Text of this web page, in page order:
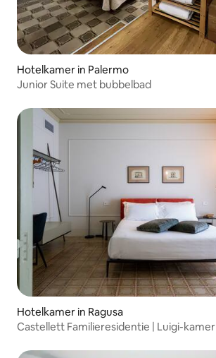
Hotelkamer in Palermo
Junior Suite met bubbelbad
Hotelkamer in Ragusa
Castellett Familieresidentie | Luigi-kamer